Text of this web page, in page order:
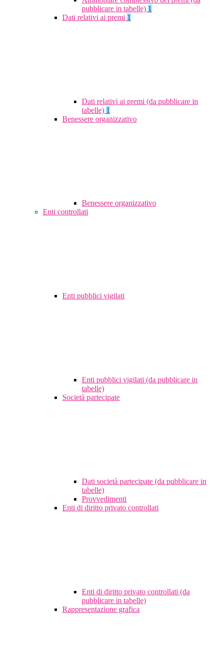
pubblicare in tabelle) 1
Dati relativi ai premi 1
Dati relativi ai premi (da pubblicare in
tabelle) 1
Benessere organizzativo
Benessere organizzativo
Enti controllati
Enti pubblici vigilati
Enti pubblici vigilati (da pubblicare in
tabelle)
Società partecipate
Dati società partecipate (da pubblicare in
tabelle)
Provvedimenti
Enti di diritto privato controllati
Enti di diritto privato controllati (da
pubblicare in tabelle)
Rappresentazione grafica